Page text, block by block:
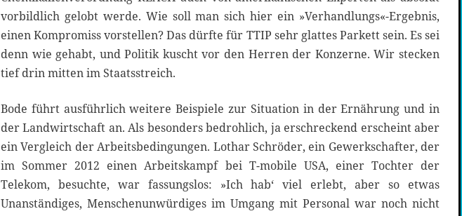
vorbildlich gelobt werde. Wie soll man sich hier ein »Verhandlungs«-Ergebnis,
einen Kompromiss vorstellen? Das dürfte für TTIP sehr glattes Parkett sein. Es sei
denn wie gehabt, und Politik kuscht vor den Herren der Konzerne. Wir stecken
tief drin mitten im Staatsstreich.
Bode führt ausführlich weitere Beispiele zur Situation in der Ernährung und in
der Landwirtschaft an. Als besonders bedrohlich, ja erschreckend erscheint aber
ein Vergleich der Arbeitsbedingungen. Lothar Schröder, ein Gewerkschafter, der
im Sommer 2012 einen Arbeitskampf bei T-mobile USA, einer Tochter der
Telekom, besuchte, war fassungslos: »Ich hab‘ viel erlebt, aber so etwas
Unanständiges, Menschenunwürdiges im Umgang mit Personal war noch nicht